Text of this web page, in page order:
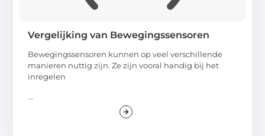
Vergelijking van Bewegingssensoren
Bewegingssensoren kunnen op veel verschillende
manieren nuttig zijn. Ze zijn vooral handig bij het
inregelen
...